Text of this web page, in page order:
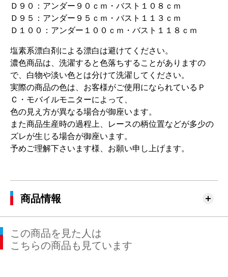
Ｄ９０：アンダー９０ｃｍ・バスト１０８ｃｍ
Ｄ９５：アンダー９５ｃｍ・バスト１１３ｃｍ
Ｄ１００：アンダー１００ｃｍ・バスト１１８ｃｍ
塩素系漂白剤による漂白は避けてください。
濃色商品は、洗濯すると色落ちすることがありますの
で、白物や淡い色とは分けて洗濯してください。
実際の商品の色は、お客様がご使用になられているＰ
Ｃ・モバイルモニターによって、
色の見え方が異なる場合が御座います。
また商品生産時の過程上、レースの柄位置などが多少の
ズレが生じる場合が御座います。
予めご理解下さいます様、お願い申し上げます。
商品情報
この商品を見た人は
こちらの商品も見ています